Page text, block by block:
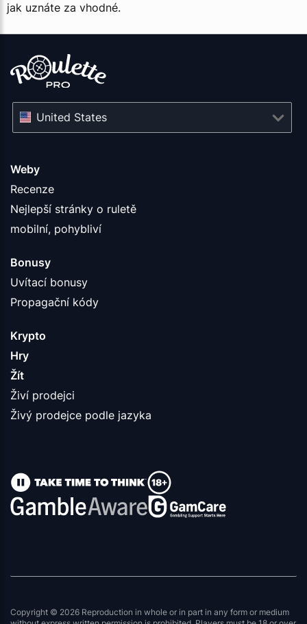
jak uznáte za vhodné.
Weby
Recenze
Nejlepší stránky o ruletě
mobilní, pohybliví
Bonusy
Uvítací bonusy
Propagační kódy
Krypto
Hry
Žít
Živí prodejci
Živý prodejce podle jazyka
United States
Copyright © 2026 Reproduction in whole or in part in any form or medium